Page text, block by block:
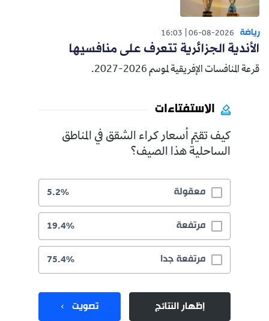
رياضة 06-08-2026
16:03
الأندية الجزائرية تتعرف على منافسيها
قرعة المنافسات الإفريقية لموسم 2026-2027.
الاستفتاءات
كيف تقيّم أسعار كراء الشقق في المناطق
الساحلية هذا الصيف؟
معقولة 5.2%
مرتفعة 19.4%
مرتفعة جدا 75.4%
إظهار النتائج تصويت